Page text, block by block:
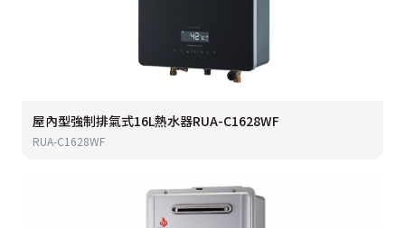
屋內型強制排氣式16L熱水器RUA-C1628WF
RUA-C1628WF